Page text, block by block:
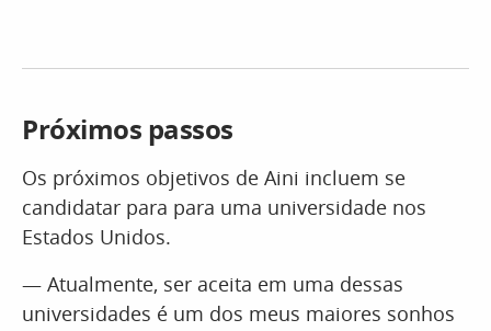
Próximos passos
Os próximos objetivos de Aini incluem se
candidatar para para uma universidade nos
Estados Unidos.
— Atualmente, ser aceita em uma dessas
universidades é um dos meus maiores sonhos